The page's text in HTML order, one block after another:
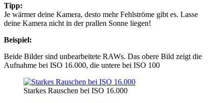
Tipp:
Je wärmer deine Kamera, desto mehr Fehlströme gibt es. Lasse
deine Kamera nicht in der prallen Sonne liegen!
Beispiel:
Beide Bilder sind unbearbeitete RAWs. Das obere Bild zeigt die
Aufnahme bei ISO 16.000, die untere bei ISO 100
Starkes Rauschen bei ISO 16.000